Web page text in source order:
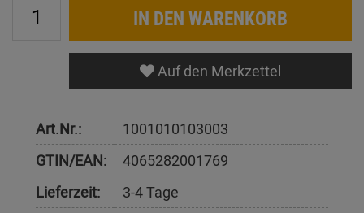
IN DEN WARENKORB
Auf den Merkzettel
Art.Nr.:
1001010103003
GTIN/EAN:
4065282001769
Lieferzeit:
3-4 Tage